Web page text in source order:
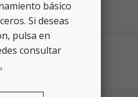
básico
Si deseas
pulsa en
consultar